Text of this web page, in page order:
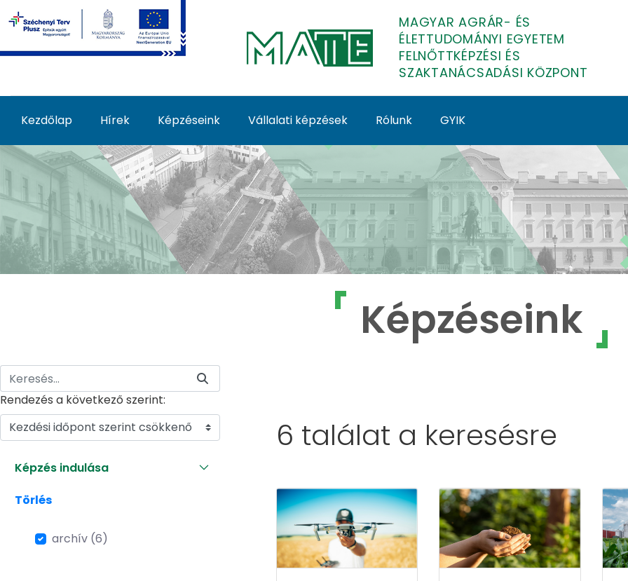
Ugrás a fő tartalomhoz
MAGYAR AGRÁR- ÉS
ÉLETTUDOMÁNYI EGYETEM
FELNŐTTKÉPZÉSI ÉS
SZAKTANÁCSADÁSI KÖZPONT
Kezdőlap Hírek Képzéseink Vállalati képzések Rólunk GYIK
Képzéseink - MATE Felnőttképzés
Képzéseink
Rendezés a következő szerint:
Kezdési időpont szerint csökkenő
Képzés indulása
Törlés
archív (6)
6 találat a keresésre